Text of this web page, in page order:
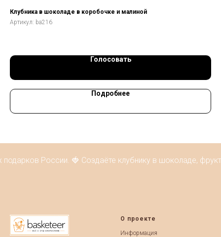
Клубника в шоколаде в коробочке и малиной
Артикул: ba216
Голосовать
Подробнее
России. 🍓 Создаёте клубнику в шоколаде,
О проекте
Информация